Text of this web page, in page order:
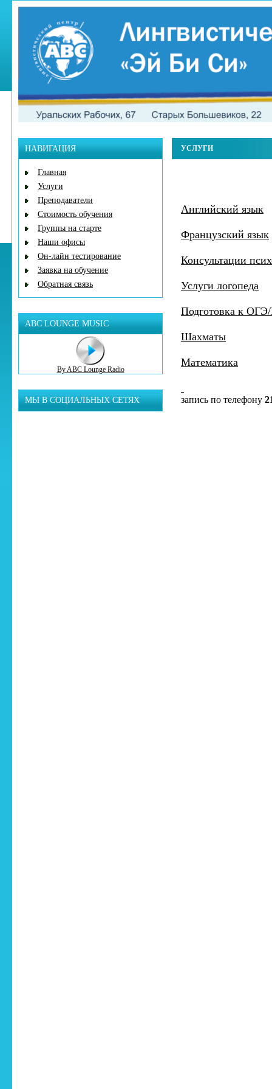
НАВИГАЦИЯ
Главная
Услуги
Преподаватели
Стоимость обучения
Группы на старте
Наши офисы
Он-лайн тестирование
Заявка на обучение
Обратная связь
ABC LOUNGE MUSIC
By ABC Lounge Radio
МЫ В СОЦИАЛЬНЫХ СЕТЯХ
УСЛУГИ
Английский язык
Французский язык
Консультации
Услуги логопеда
Подготовка к
Шахматы
Математика
запись по телефону